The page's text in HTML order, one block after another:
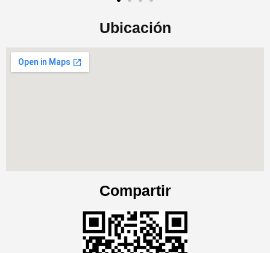
Ubicación
Compartir